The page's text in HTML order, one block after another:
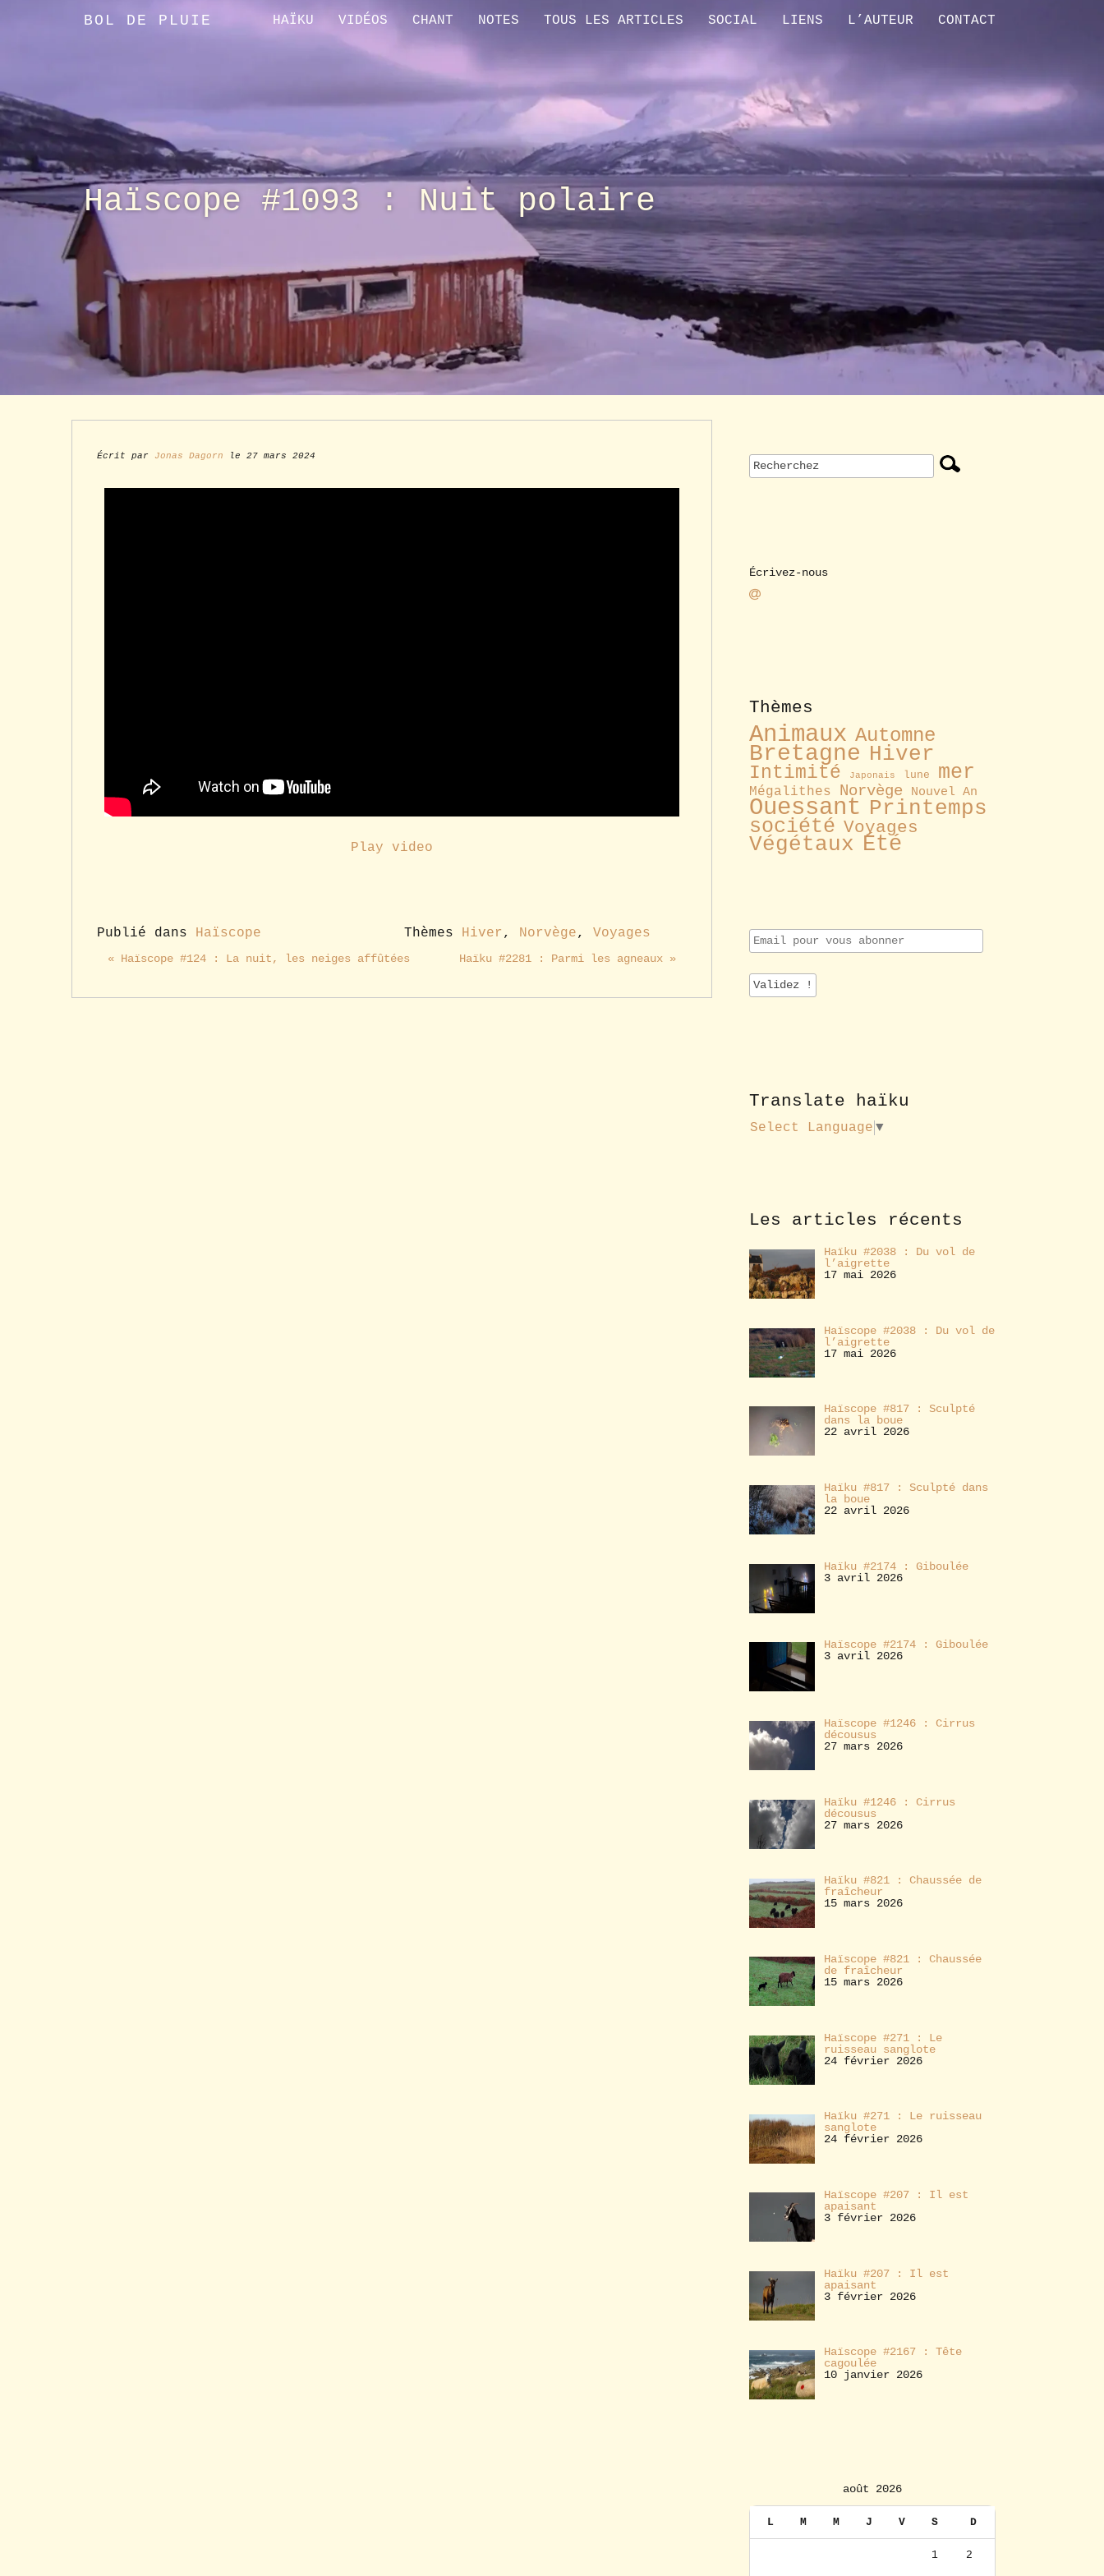
BOL DE PLUIE HAÏKU VIDÉOS CHANT NOTES TOUS LES ARTICLES SOCIAL LIENS L’AUTEUR CONTACT
Haïscope #1093 : Nuit polaire
Écrit par Jonas Dagorn le 27 mars 2024
Play video
Publié dans Haïscope Thèmes Hiver , Norvège, Voyages
« Haïscope #124 : La nuit, les neiges affûtées Haïku #2281 : Parmi les agneaux »
Écrivez-nous
Thèmes
Animaux Automne
Bretagne Hiver
Intimité Japonais lune mer
Mégalithes Norvège Nouvel An
Ouessant Printemps
société Voyages
Végétaux Été
E
m
i
l
o
u
s
e
Translate haïku
Select Language ▼
Les articles récents
Haïku #2038 : Du vol de
l’aigrette
17 mai 2026
Haïscope #2038 : Du vol de
l’aigrette
17 mai 2026
Haïscope #817 : Sculpté
dans la boue
22 avril 2026
Haïku #817 : Sculpté dans
la boue
22 avril 2026
Haïku #2174 : Giboulée
3 avril 2026
Haïscope #2174 : Giboulée
3 avril 2026
Haïscope #1246 : Cirrus
décousus
27 mars 2026
Haïku #1246 : Cirrus
décousus
27 mars 2026
Haïku #821 : Chaussée de
fraîcheur
15 mars 2026
Haïscope #821 : Chaussée
de fraîcheur
15 mars 2026
Haïscope #271 : Le
ruisseau sanglote
24 février 2026
Haïku #271 : Le ruisseau
sanglote
24 février 2026
Haïscope #207 : Il est
apaisant
3 février 2026
Haïku #207 : Il est
apaisant
3 février 2026
Haïscope #2167 : Tête
cagoulée
10 janvier 2026
août 2026
L M M J V S D
1 2